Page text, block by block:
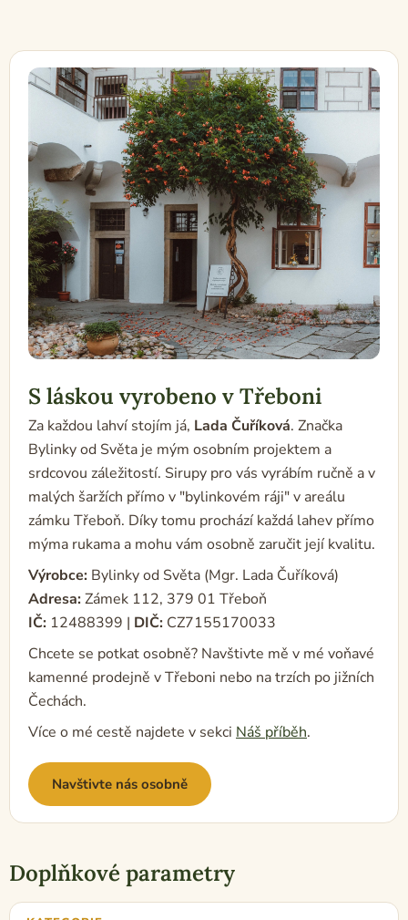
S láskou vyrobeno v Třeboni
Za každou lahví stojím já, Lada Čuříková. Značka
Bylinky od Světa je mým osobním projektem a
srdcovou záležitostí. Sirupy pro vás vyrábím ručně a v
malých šaržích přímo v "bylinkovém ráji" v areálu
zámku Třeboň. Díky tomu prochází každá lahev přímo
mýma rukama a mohu vám osobně zaručit její kvalitu.
Výrobce: Bylinky od Světa (Mgr. Lada Čuříková)
Adresa: Zámek 112, 379 01 Třeboň
IČ: 12488399 | DIČ: CZ7155170033
Chcete se potkat osobně? Navštivte mě v mé voňavé
kamenné prodejně v Třeboni nebo na trzích po jižních
Čechách.
Více o mé cestě najdete v sekci Náš příběh.
Navštivte nás osobně
Doplňkové parametry